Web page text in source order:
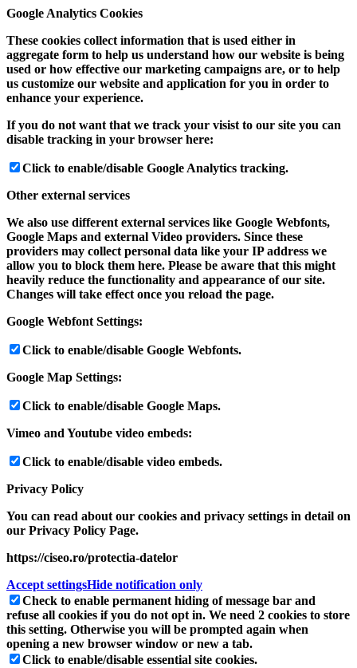
Google Analytics Cookies
These cookies collect information that is used either in
aggregate form to help us understand how our website is being
used or how effective our marketing campaigns are, or to help
us customize our website and application for you in order to
enhance your experience.
If you do not want that we track your visist to our site you can
disable tracking in your browser here:
Click to enable/disable Google Analytics tracking.
Other external services
We also use different external services like Google Webfonts,
Google Maps and external Video providers. Since these
providers may collect personal data like your IP address we
allow you to block them here. Please be aware that this might
heavily reduce the functionality and appearance of our site.
Changes will take effect once you reload the page.
Google Webfont Settings:
Click to enable/disable Google Webfonts.
Google Map Settings:
Click to enable/disable Google Maps.
Vimeo and Youtube video embeds:
Click to enable/disable video embeds.
Privacy Policy
You can read about our cookies and privacy settings in detail on
our Privacy Policy Page.
https://ciseo.ro/protectia-datelor
Accept settingsHide notification only
Check to enable permanent hiding of message bar and
refuse all cookies if you do not opt in. We need 2 cookies to store
this setting. Otherwise you will be prompted again when
opening a new browser window or new a tab.
Click to enable/disable essential site cookies.